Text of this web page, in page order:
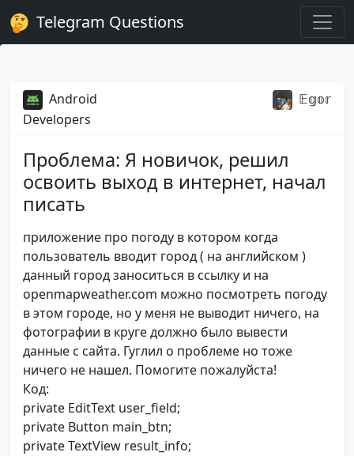
Telegram Questions
Android
Developers
𝔼𝕘𝕠𝕣
Проблема: Я новичок, решил
освоить выход в интернет, начал
писать
приложение про погоду в котором когда
пользователь вводит город ( на английском )
данный город заноситься в ссылку и на
openmapweather.com можно посмотреть погоду
в этом городе, но у меня не выводит ничего, на
фотографии в круге должно было вывести
данные с сайта. Гуглил о проблеме но тоже
ничего не нашел. Помогите пожалуйста!
Код:
private EditText user_field;
private Button main_btn;
private TextView result_info;